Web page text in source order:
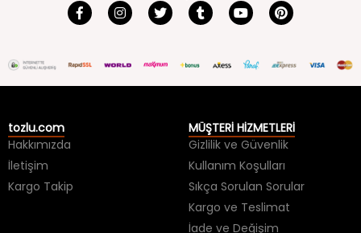
tozlu.com
Hakkımızda
İletişim
Kargo Takip
MÜŞTERİ HİZMETLERİ
Gizlilik ve Güvenlik
Kullanım Koşulları
Sıkça Sorulan Sorular
Kargo ve Teslimat
İade ve Değişim